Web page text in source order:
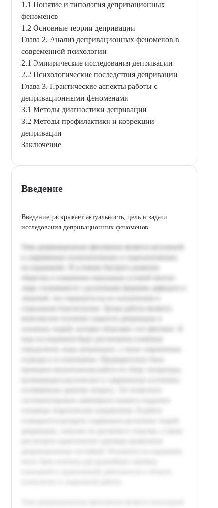
1.1 Понятие и типология депривационных
феноменов
1.2 Основные теории депривации
Глава 2. Анализ депривационных феноменов в
современной психологии
2.1 Эмпирические исследования депривации
2.2 Психологические последствия депривации
Глава 3. Практические аспекты работы с
депривационными феноменами
3.1 Методы диагностики депривации
3.2 Методы профилактики и коррекции
депривации
Заключение
Введение
Введение раскрывает актуальность, цель и задачи
исследования депривационных феноменов.